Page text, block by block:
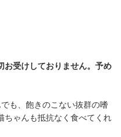
お受けしておりません。予め
も、飽きのこない抜群の嗜
ちゃんも抵抗なく食べてくれ